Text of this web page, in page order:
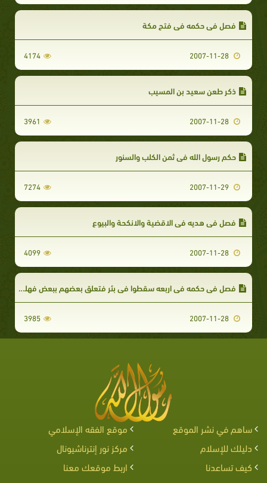
فصل في حكمه في فتح مكة
4174
ذكر طعن سعيد بن المسيب
3961
حكم رسول الله في ثمن الكلب والسنور
7274
فصل في هديه في الاقضية والانكحة والبيوع
4099
فصل في حكمه في اربعه سقطوا في بئر فتعلق بعضهم ببعض فهلكوا
3985
ساهم في نشر الموقع
موقع الفقه الإسلامي
دليلك للإسلام
مركز نور إنترناشيونال
كيف تساعدنا
اربط موقعك معنا